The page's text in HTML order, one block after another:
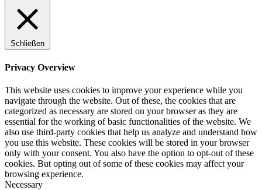
Schließen
Privacy Overview
This website uses cookies to improve your experience while you
navigate through the website. Out of these, the cookies that are
categorized as necessary are stored on your browser as they are
essential for the working of basic functionalities of the website. We
also use third-party cookies that help us analyze and understand how
you use this website. These cookies will be stored in your browser
only with your consent. You also have the option to opt-out of these
cookies. But opting out of some of these cookies may affect your
browsing experience.
Necessary